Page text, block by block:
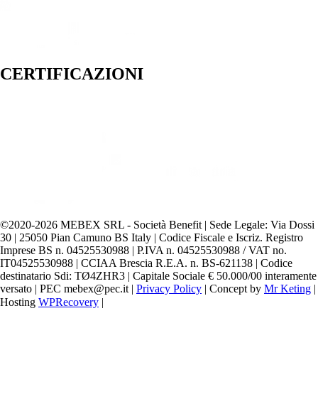
CERTIFICAZIONI
©️2020-2026 MEBEX SRL - Società Benefit | Sede Legale: Via Dossi
30 | 25050 Pian Camuno BS Italy | Codice Fiscale e Iscriz. Registro
Imprese BS n. 04525530988 | P.IVA n. 04525530988 / VAT no.
IT04525530988 | CCIAA Brescia R.E.A. n. BS-621138 | Codice
destinatario Sdi: TØ4ZHR3 | Capitale Sociale € 50.000/00 interamente
versato | PEC mebex@pec.it | Privacy Policy | Concept by Mr Keting |
Hosting WPRecovery |